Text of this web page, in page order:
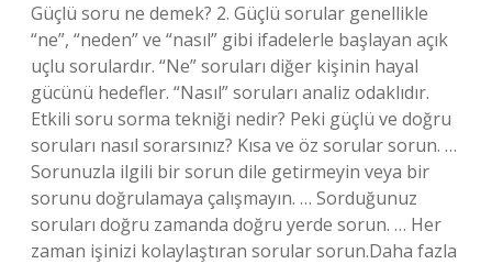
Güçlü soru ne demek? 2. Güçlü sorular genellikle
“ne”, “neden” ve “nasıl” gibi ifadelerle başlayan açık
uçlu sorulardır. “Ne” soruları diğer kişinin hayal
gücünü hedefler. “Nasıl” soruları analiz odaklıdır.
Etkili soru sorma tekniği nedir? Peki güçlü ve doğru
soruları nasıl sorarsınız? Kısa ve öz sorular sorun. …
Sorunuzla ilgili bir sorun dile getirmeyin veya bir
sorunu doğrulamaya çalışmayın. … Sorduğunuz
soruları doğru zamanda doğru yerde sorun. … Her
zaman işinizi kolaylaştıran sorular sorun.Daha fazla